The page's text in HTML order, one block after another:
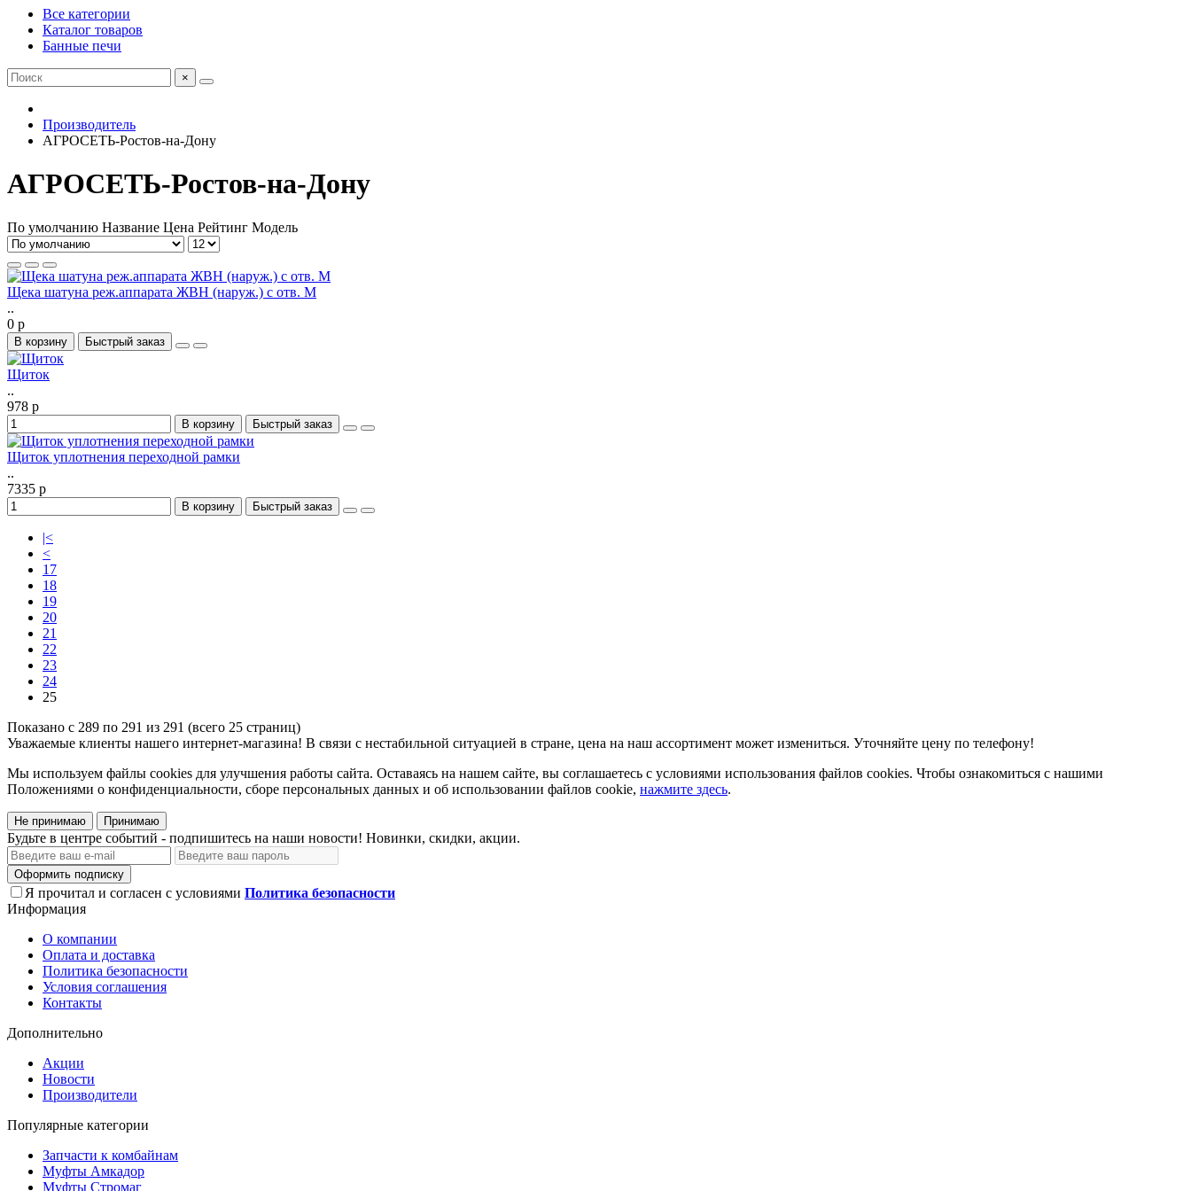
Все категории
Каталог товаров
Банные печи
×
Производитель
АГРОСЕТЬ-Ростов-на-Дону
АГРОСЕТЬ-Ростов-на-Дону
По умолчанию Название Цена Рейтинг Модель
Щека шатуна реж.аппарата ЖВН (наруж.) с отв. М
..
0 р
В корзину Быстрый заказ
Щиток
..
978 р
В корзину Быстрый заказ
Щиток уплотнения переходной рамки
..
7335 р
В корзину Быстрый заказ
|<
<
17
18
19
20
21
22
23
24
25
Показано с 289 по 291 из 291 (всего 25 страниц)
Уважаемые клиенты нашего интернет-магазина! В связи с нестабильной ситуацией в стране, цена на наш ассортимент может измениться. Уточняйте цену по телефону!
Мы используем файлы cookies для улучшения работы сайта. Оставаясь на нашем сайте, вы соглашаетесь с условиями использования файлов cookies. Чтобы ознакомиться с нашими
Положениями о конфиденциальности, сборе персональных данных и об использовании файлов cookie, нажмите здесь.
Не принимаю Принимаю
Будьте в центре событий - подпишитесь на наши новости! Новинки, скидки, акции.
Оформить подписку
Я прочитал и согласен с условиями Политика безопасности
Информация
О компании
Оплата и доставка
Политика безопасности
Условия соглашения
Контакты
Дополнительно
Акции
Новости
Производители
Популярные категории
Запчасти к комбайнам
Муфты Амкадор
Муфты Стромаг